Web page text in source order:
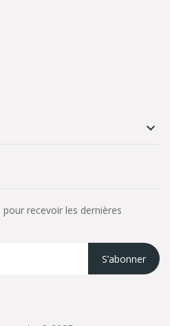

recevoir les dernières
S’abonner